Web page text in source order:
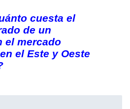
cuesta el
de un
el mercado
el Este y Oeste